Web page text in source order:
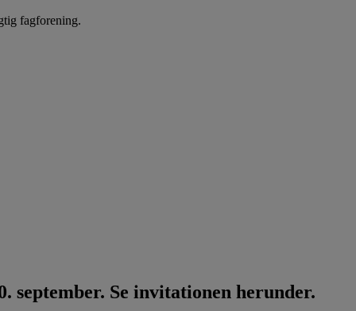
fagforening.
september. Se invitationen herunder.